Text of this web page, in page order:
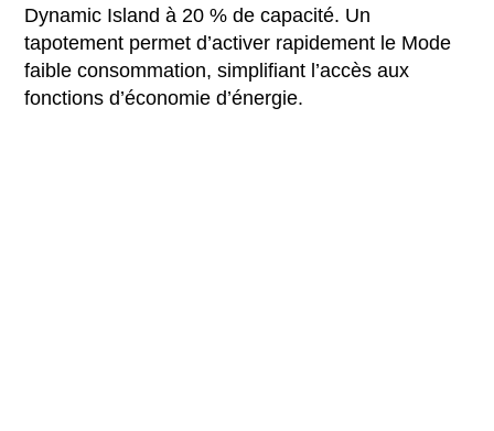
Dynamic Island à 20 % de capacité. Un
tapotement permet d’activer rapidement le Mode
faible consommation, simplifiant l’accès aux
fonctions d’économie d’énergie.